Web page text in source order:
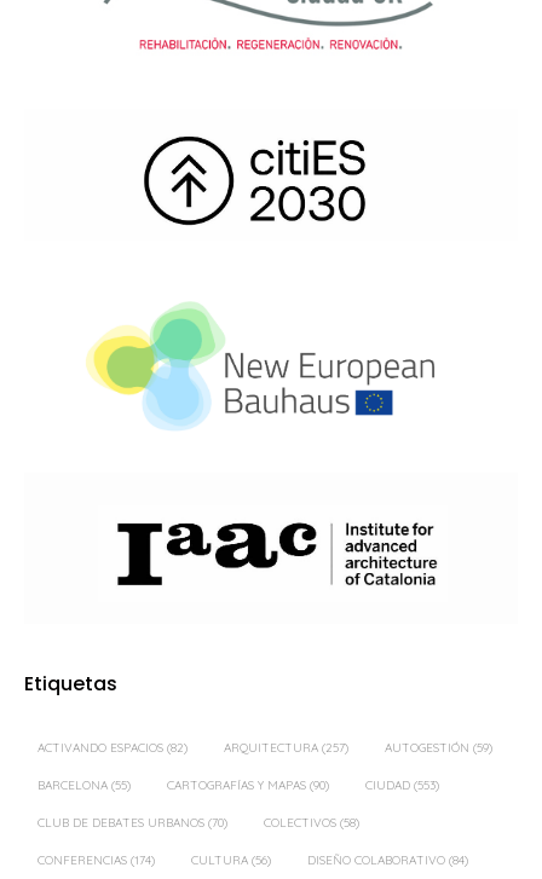
Etiquetas
ACTIVANDO ESPACIOS (82) ARQUITECTURA (257) AUTOGESTIÓN (59)
BARCELONA (55) CARTOGRAFÍAS Y MAPAS (90) CIUDAD (553)
CLUB DE DEBATES URBANOS (70) COLECTIVOS (58)
CONFERENCIAS (174) CULTURA (56) DISEÑO COLABORATIVO (84)